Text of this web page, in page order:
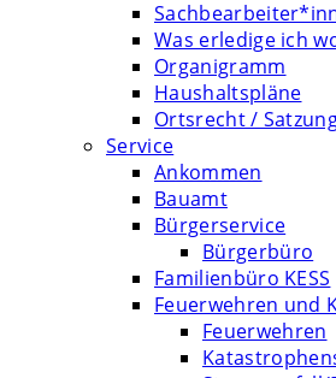
Was erledige ich
Organigramm
Haushaltspläne
Ortsrecht /
Service
Ankommen
Bauamt
Bürgerservice
Bürgerbüro
Familienbüro KESS
Feuerwehren und
Feuerwehren